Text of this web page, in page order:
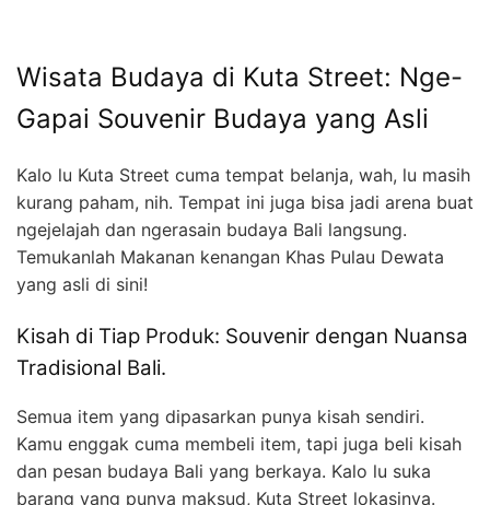
Wisata Budaya di Kuta Street: Nge-
Gapai Souvenir Budaya yang Asli
Kalo lu Kuta Street cuma tempat belanja, wah, lu masih
kurang paham, nih. Tempat ini juga bisa jadi arena buat
ngejelajah dan ngerasain budaya Bali langsung.
Temukanlah Makanan kenangan Khas Pulau Dewata
yang asli di sini!
Kisah di Tiap Produk: Souvenir dengan Nuansa
Tradisional Bali.
Semua item yang dipasarkan punya kisah sendiri.
Kamu enggak cuma membeli item, tapi juga beli kisah
dan pesan budaya Bali yang berkaya. Kalo lu suka
barang yang punya maksud, Kuta Street lokasinya.